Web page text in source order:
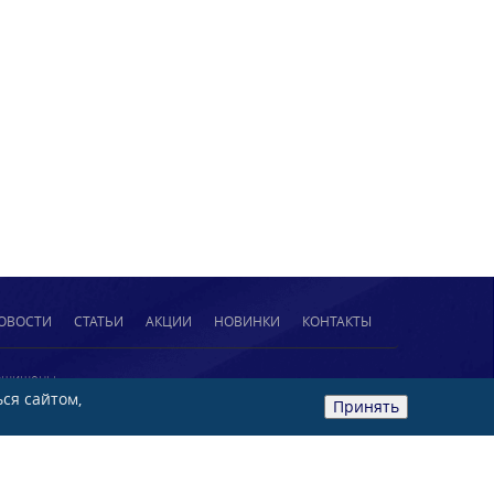
СТАТЬИ АКЦИИ НОВИНКИ КОНТАКТЫ
сайтом, Принять